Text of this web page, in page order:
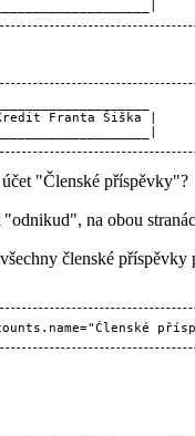
Franta Šiška |
"Členské příspěvky"?
na obou
členské